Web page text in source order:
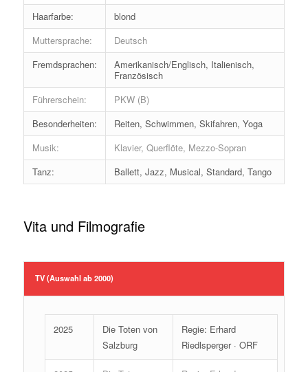
Haarfarbe:
blond
Muttersprache:
Deutsch
Fremdsprachen:
Amerikanisch/Englisch, Italienisch,
Französisch
Führerschein:
PKW (B)
Besonderheiten:
Reiten, Schwimmen, Skifahren, Yoga
Musik:
Klavier, Querflöte, Mezzo-Sopran
Tanz:
Ballett, Jazz, Musical, Standard, Tango
Vita und Filmografie
TV (Auswahl ab 2000)
2025
Die Toten von
Salzburg
Regie: Erhard
Riedlsperger · ORF